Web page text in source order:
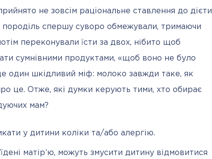
не зовсім раціональне ставлення до дієти
породіль спершу суворо обмежували, тримаючи
переконували їсти за двох, нібито щоб
сумнівними продуктами, «щоб воно не було
один шкідливий міф: молоко завжди таке, як
це. Отже, які думки керують тими, хто обирає
мам?
у дитини коліки та/або алергію.
матір’ю, можуть змусити дитину відмовитися